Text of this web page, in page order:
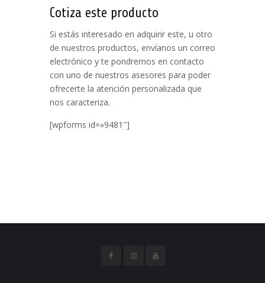
Cotiza este producto
Si estás interesado en adquirir este, u otro
de nuestros productos, envíanos un correo
electrónico y te pondremos en contacto
con uno de nuestros asesores para poder
ofrecerte la atención personalizada que
nos caracteriza.
[wpforms id=»9481″]